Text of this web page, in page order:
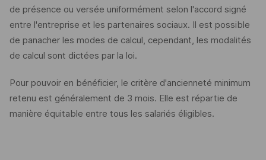
de présence ou versée uniformément selon l'accord signé
entre l'entreprise et les partenaires sociaux. Il est possible
de panacher les modes de calcul, cependant, les modalités
de calcul sont dictées par la loi.
Pour pouvoir en bénéficier, le critère d'ancienneté minimum
retenu est généralement de 3 mois. Elle est répartie de
manière équitable entre tous les salariés éligibles.